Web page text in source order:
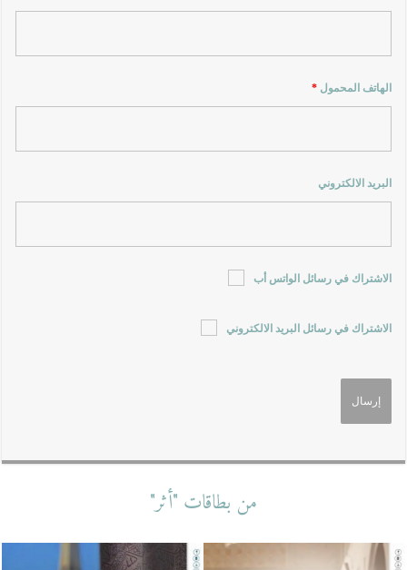
الهاتف المحمول*
البريد الالكتروني
الاشتراك في رسائل الواتس أب
الاشتراك في رسائل البريد الالكتروني
من بطاقات "أثر"